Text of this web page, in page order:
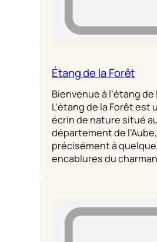
Étang de la Forêt
Bienvenue à l’étang de
L’étang de la Forêt est
écrin de nature situé
département de l’Aube,
précisément à
encablures du